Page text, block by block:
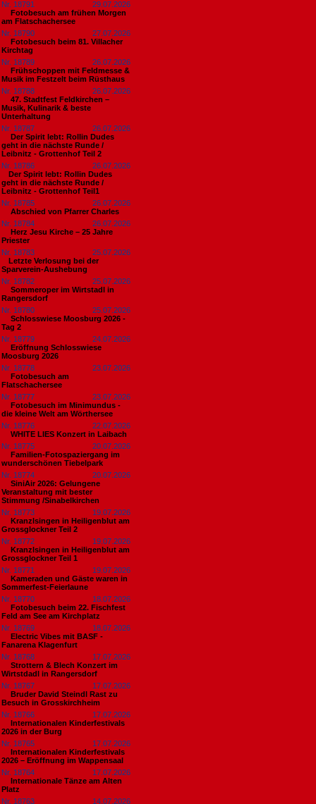
Nr. 18791
29.07.2026
Fotobesuch am frühen Morgen
am Flatschachersee
Nr. 18790
27.07.2026
Fotobesuch beim 81. Villacher
Kirchtag
Nr. 18789
26.07.2026
Frühschoppen mit Feldmesse &
Musik im Festzelt beim Rüsthaus
Nr. 18788
26.07.2026
47. Stadtfest Feldkirchen –
Musik, Kulinarik & beste
Unterhaltung
Nr. 18787
26.07.2026
Der Spirit lebt: Rollin Dudes
geht in die nächste Runde /
Leibnitz - Grottenhof Teil 2
Nr. 18786
26.07.2026
​Der Spirit lebt: Rollin Dudes
geht in die nächste Runde /
Leibnitz - Grottenhof Teil1
Nr. 18785
26.07.2026
Abschied von Pfarrer Charles
Nr. 18784
26.07.2026
Herz Jesu Kirche – 25 Jahre
Priester
Nr. 18783
25.07.2026
​Letzte Verlosung bei der
Sparverein-Aushebung
Nr. 18782
25.07.2026
Sommeroper im Wirtstadl in
Rangersdorf
Nr. 18780
25.07.2026
Schlosswiese Moosburg 2026 -
Tag 2
Nr. 18779
24.07.2026
Eröffnung Schlosswiese
Moosburg 2026
Nr. 18778
23.07.2026
Fotobesuch am
Flatschachersee
Nr. 18777
23.07.2026
Fotobesuch im Minimundus -
die kleine Welt am Wörthersee
Nr. 18776
22.07.2026
WHITE LIES Konzert in Laibach
Nr. 18775
20.07.2026
Familien-Fotospaziergang im
wunderschönen Tiebelpark
Nr. 18774
20.07.2026
SiniAir 2026: Gelungene
Veranstaltung mit bester
Stimmung /Sinabelkirchen
Nr. 18773
19.07.2026
Kranzlsingen in Heiligenblut am
Grossglockner Teil 2
Nr. 18772
19.07.2026
Kranzlsingen in Heiligenblut am
Grossglockner Teil 1
Nr. 18771
19.07.2026
Kameraden und Gäste waren in
Sommerfest-Feierlaune
Nr. 18770
18.07.2026
Fotobesuch beim 22. Fischfest
Feld am See am Kirchplatz
Nr. 18769
18.07.2026
Electric Vibes mit BASF -
Fanarena Klagenfurt
Nr. 18768
17.07.2026
Strottern & Blech Konzert im
Wirtstdadl in Rangersdorf
Nr. 18767
17.07.2026
Bruder David Steindl Rast zu
Besuch in Grosskirchheim
Nr. 18766
17.07.2026
Internationalen Kinderfestivals
2026 in der Burg
Nr. 18765
17.07.2026
Internationalen Kinderfestivals
2026 – Eröffnung im Wappensaal
Nr. 18764
17.07.2026
Internationale Tänze am Alten
Platz
Nr. 18763
14.07.2026